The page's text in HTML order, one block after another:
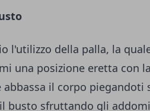
l'utilizzo della palla, la
una posizione eretta con la
il corpo piegandoti
busto sfruttando gli